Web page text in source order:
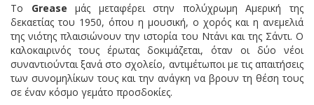
Το Grease μάς μεταφέρει στην πολύχρωμη Αμερική της
δεκαετίας του 1950, όπου η μουσική, ο χορός και η ανεμελιά
της νιότης πλαισιώνουν την ιστορία του Ντάνι και της Σάντι. Ο
καλοκαιρινός τους έρωτας δοκιμάζεται, όταν οι δύο νέοι
συναντιούνται ξανά στο σχολείο, αντιμέτωποι με τις απαιτήσεις
των συνομηλίκων τους και την ανάγκη να βρουν τη θέση τους
σε έναν κόσμο γεμάτο προσδοκίες.